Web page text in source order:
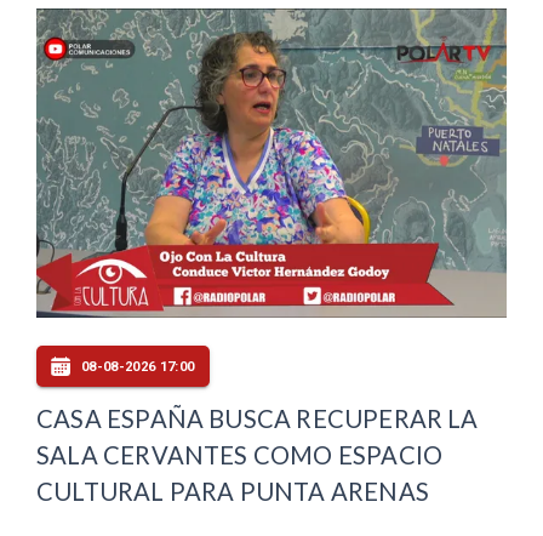
08-08-2026 17:00
CASA ESPAÑA BUSCA RECUPERAR LA
SALA CERVANTES COMO ESPACIO
CULTURAL PARA PUNTA ARENAS